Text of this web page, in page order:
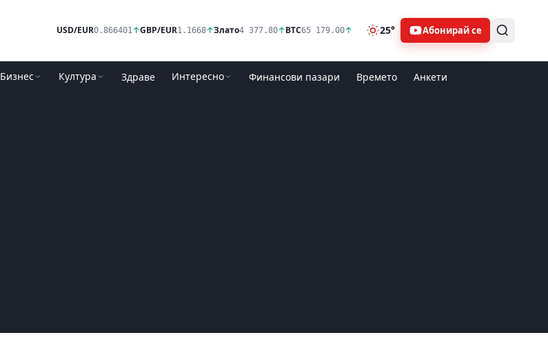
USD/EUR0.866401↑GBP/EUR1.1668↑Злато4 377.80↑BTC65 179.00↑ 25° Абонирай се
Бизнес Култура Здраве Интересно Финансови пазари Времето Анкети